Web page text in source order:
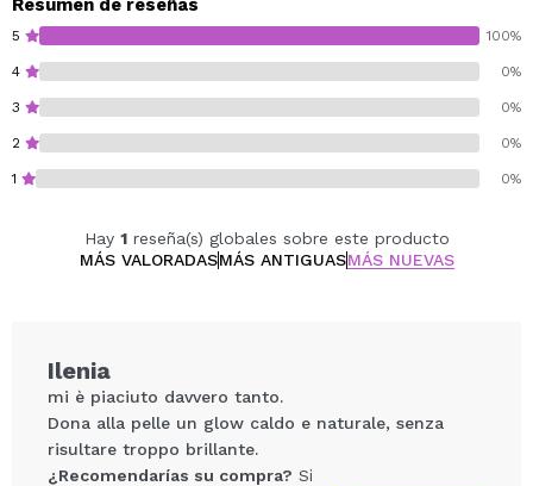
glow.
Paraben free.
Gluten free.
Vegan.
Cruelty free.
Resumen de reseñas
5 100%
4 0%
3 0%
2 0%
1 0%
Hay 1reseña(s) globales sobre este producto
MÁS VALORADASMÁS ANTIGUASMÁS NUEVAS
Ilenia
mi è piaciuto davvero tanto.
Dona alla pelle un glow caldo e naturale, senza
risultare troppo brillante.
¿Recomendarías su compra? Si